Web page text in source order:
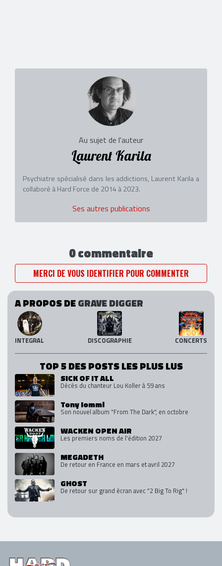
Au sujet de l'auteur
Laurent Karila
Psychiatre spécialisé dans les addictions, Laurent Karila a
collaboré à Hard Force de 2014 à 2023.
Ses autres publications
0 commentaire
MERCI DE VOUS IDENTIFIER POUR COMMENTER
A PROPOS DEGRAVE DIGGER
INTEGRAL DISCOGRAPHIE CONCERTS
TOP 5 DES POSTS LES PLUS LUS
SICK OF IT ALL
Décès du chanteur Lou Koller à 59 ans
Tony Iommi
Son nouvel album "From The Dark", en octobre
WACKEN OPEN AIR
Les premiers noms de l'édition 2027
MEGADETH
De retour en France en mars et avril 2027
GHOST
De retour sur grand écran avec "2 Big To Rig" !